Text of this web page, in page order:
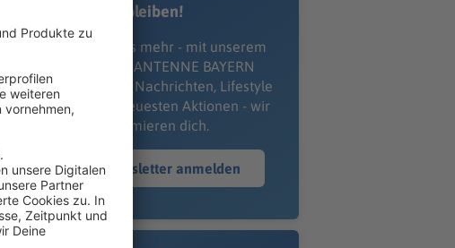
bleiben!
Verpass' nichts mehr - mit unserem
kostenlosen ANTENNE BAYERN
Newsletter. Ob Nachrichten, Lifestyle
oder unsere neuesten Aktionen - wir
informieren dich.
Zum Newsletter anmelden